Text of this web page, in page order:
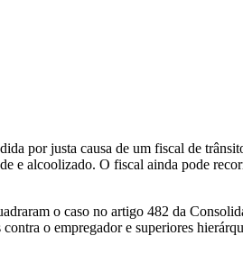
por justa causa de um fiscal de
e alcoolizado. O fiscal ainda pode
o caso no artigo 482 da
o empregador e superiores